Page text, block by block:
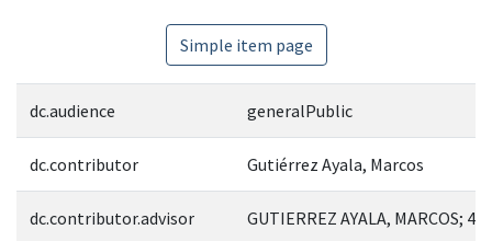
Simple item page
dc.audience generalPublic
dc.contributor Gutiérrez Ayala, Marcos
dc.contributor.advisor GUTIERREZ AYALA, MARCOS;